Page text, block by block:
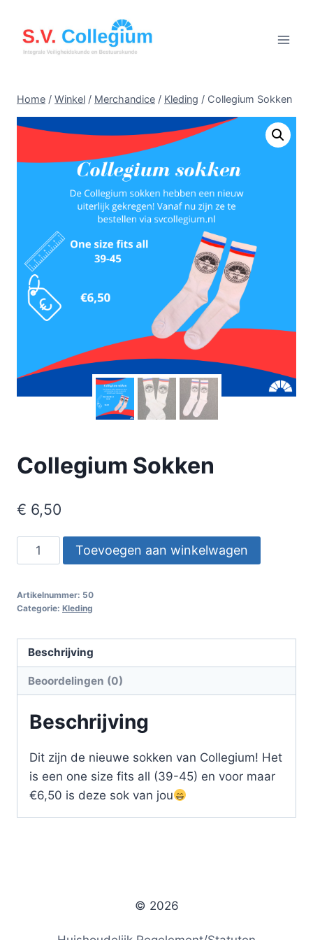
naar
inhoud
Home / Winkel / Merchandice / Kleding / Collegium Sokken
Collegium Sokken
€ 6,50
Collegium
Sokken
Toevoegen aan winkelwagen
Artikelnummer: 50
Categorie: Kleding
Beschrijving
Beoordelingen (0)
Beschrijving
Dit zijn de nieuwe sokken van Collegium! Het
is een one size fits all (39-45) en voor maar
€6,50 is deze sok van jou
© 2026